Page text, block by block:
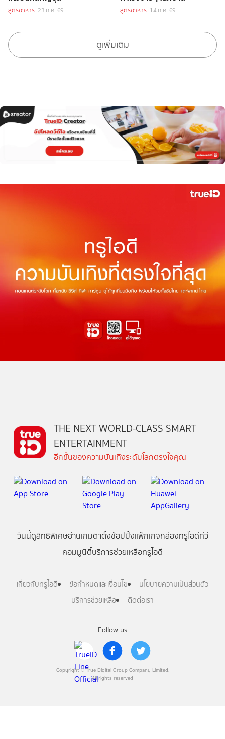
สูตรอาหาร 23 ก.ค. 69 สูตรอาหาร 14 ก.ค. 69
ดูเพิ่มเติม
Follow us
Copyright © True Digital Group Company Limited.
All rights reserved
THE NEXT WORLD-CLASS SMART
ENTERTAINMENT
อีกขั้นของความบันเทิงระดับโลกตรงใจคุณ
วันนี้ดูสิทธิพิเศษอ่านเกมตาตั้งช้อปปิ้งแพ็กเกจกล่องทรูไอดีทีวี
คอมมูนิตี้บริการช่วยเหลือทรูไอดี
เกี่ยวกับทรูไอดี ข้อกำหนดและเงื่อนไข
นโยบายความเป็นส่วนตัว
บริการช่วยเหลือ
ติดต่อเรา